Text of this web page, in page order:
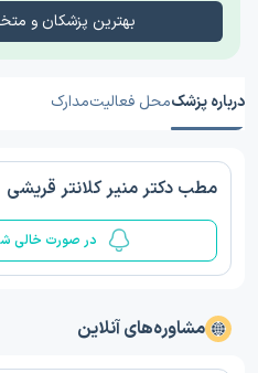
بهترین پزشکان و
درباره پزشکمحل فعالیتمدارک
مطب دکتر منیر کلانتر قریشی
در صورت خالی
مشاوره‌های آنلاین